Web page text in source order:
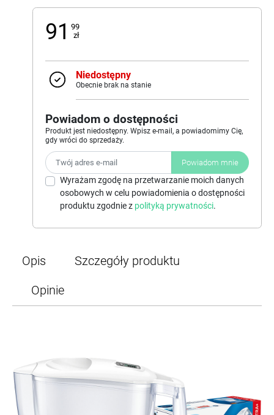
91 99
zł
Niedostępny
Obecnie brak na stanie
Powiadom o dostępności
Produkt jest niedostępny. Wpisz e-mail, a powiadomimy Cię,
gdy wróci do sprzedaży.
Powiadom mnie
Wyrażam zgodę na przetwarzanie moich danych
osobowych w celu powiadomienia o dostępności
produktu zgodnie z polityką prywatności.
Opis
Szczegóły produktu
Opinie